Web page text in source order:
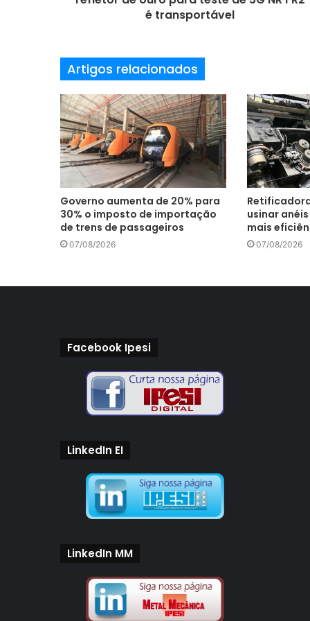
i
l
é transportável
Artigos relacionados
Governo aumenta de 20% para
30% o imposto de importação
de trens de passageiros
07/08/2026
usinar
mais
07/08/2026
Facebook Ipesi
LinkedIn EI
LinkedIn MM